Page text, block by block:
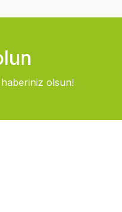
olsun!